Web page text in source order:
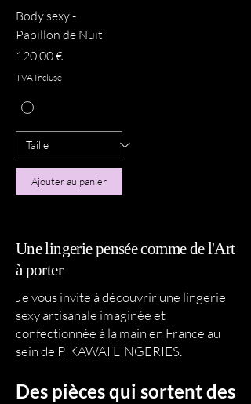
Body sexy -
Papillon de Nuit
Prix
120,00 €
TVA Incluse
Ajouter au panier
Une lingerie pensée comme de l'Art
à porter
Je vous invite à découvrir une lingerie
sexy artisanale imaginée et
confectionnée à la main en France au
sein de PIKAWAI LINGERIES.
Des pièces qui sortent des